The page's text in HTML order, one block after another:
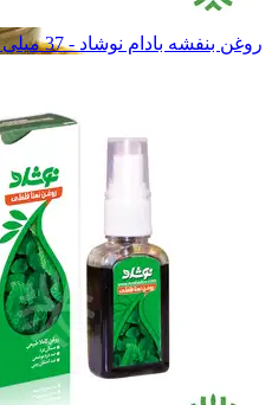
گیاهان
چای و قهوه
فلــه ای
فلــه ای
بسته بندی بسته
دمنوش گیاهی
فلــه ای فلــه ای
بسته بندی
بخور گیاهی
همه دسته
روغن بنفشه بادام نوشاد - 37 میلی لیتر